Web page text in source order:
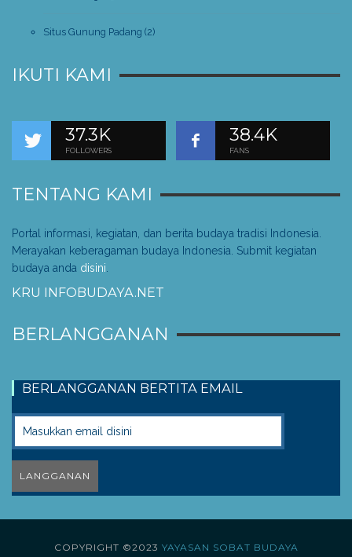
Situs Gunung Padang (2)
IKUTI KAMI
37.3K
FOLLOWERS
38.4K
FANS
TENTANG KAMI
Portal informasi, kegiatan, dan berita budaya tradisi Indonesia.
Merayakan keberagaman budaya Indonesia. Submit kegiatan
budaya anda disini.
KRU INFOBUDAYA.NET
BERLANGGANAN
BERLANGGANAN BERTITA EMAIL
COPYRIGHT ©2023 YAYASAN SOBAT BUDAYA